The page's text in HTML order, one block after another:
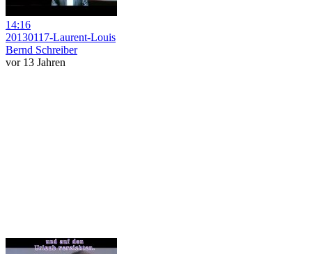
14:16
20130117-Laurent-Louis
Bernd Schreiber
vor 13 Jahren